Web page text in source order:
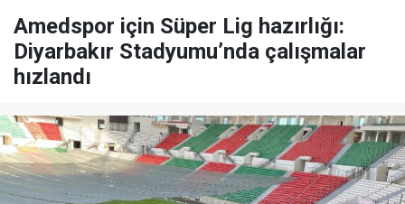
Amedspor için Süper Lig hazırlığı:
Diyarbakır Stadyumu’nda çalışmalar
hızlandı